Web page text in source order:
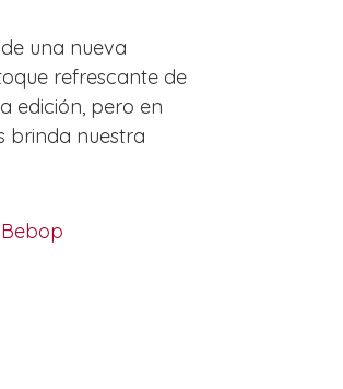
una nueva
refrescante de
edición, pero en
brinda nuestra